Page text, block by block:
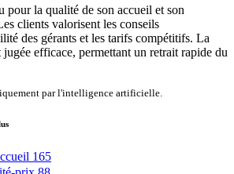
pour la qualité de son accueil et son
clients valorisent les conseils
des gérants et les tarifs compétitifs. La
efficace, permettant un retrait rapide du
par l'intelligence artificielle.
165